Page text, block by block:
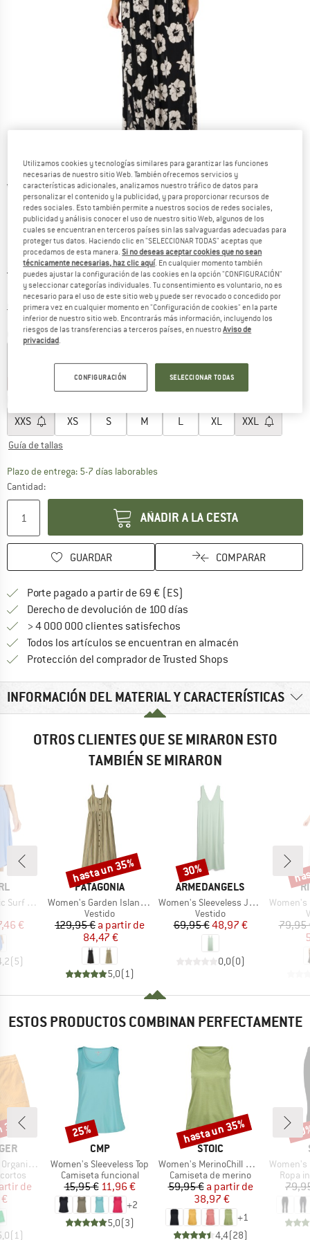
Vistas detalladas
Precio original :
79,95€
Precio:
51,97€ incl. IVA
más Gastos de envíoInformación sobre los gastos de envío. Se abre en
Color:Black / Off White
XXS XS S M L XL XXL
Guía de tallas
Plazo de entrega: 5-7 días laborablesEl enlace se abre en una ventana
Cantidad:
AÑADIR A LA CESTA
GUARDAR COMPARAR
Porte pagado a partir de 69 € (ES)
Derecho de devolución de 100 días
> 4 000 000 clientes satisfechos
Todos los artículos se encuentran en almacén
Protección del comprador de Trusted Shops
INFORMACIÓN DEL MATERIAL Y CARACTERÍSTICAS
OTROS CLIENTES QUE SE MIRARON ESTO
TAMBIÉN SE MIRARON
Skirt
reducido
€
( 5)
MARCA
PATAGONIA
Artículo
Women's Garden Island Dress
Product group
Vestido
Precio
129,95 € Precio reducido
a partir de
84,47 €
5,0( 1)
Descuento
hasta un 35%
MARCA
ARMEDANGELS
Artículo
Women's Sleeveless Jersey Midi Dress
Product group
Vestido
Precio
69,95 €Precio reducido
48,97 €
0,0(0)
Descuento
30%
Artículo
Women's
79,95
ESTOS PRODUCTOS COMBINAN PERFECTAMENTE
Short 2.0
reducido
de
(1 )
MARCA
CMP
Artículo
Women's Sleeveless Top
Product group
Camiseta funcional
Precio
15,95 €Precio reducido
11,96 €
+2
5,0(3)
Descuento
25%
MARCA
STOIC
Artículo
Women's MerinoChill MMXX. Göteborg Tank
Product group
Camiseta de merino
Precio
59,95 € Precio reducido
a partir de
38,97 €
+1
4,4(28)
Descuento
hasta un 35%
Artículo
Women's
Ropa
Utilizamos cookies y tecnologías similares para garantizar las funciones
necesarias de nuestro sitio Web. También ofrecemos servicios y
características adicionales, analizamos nuestro tráfico de datos para
personalizar el contenido y la publicidad, y para proporcionar recursos de
redes sociales. Esto también permite a nuestros socios de redes sociales,
publicidad y análisis conocer el uso de nuestro sitio Web, algunos de los
cuales se encuentran en terceros países sin las salvaguardas adecuadas para
proteger tus datos. Haciendo clic en "SELECCIONAR TODAS" aceptas que
procedamos de esta manera.Si no deseas aceptar cookies que no sean
técnicamente necesarias, haz clic aquí. En cualquier momento también
puedes ajustar la configuración de las cookies en la opción "CONFIGURACIÓN"
y seleccionar categorías individuales. Tu consentimiento es voluntario, no es
necesario para el uso de este sitio web y puede ser revocado o concedido por
primera vez en cualquier momento en "Configuración de cookies" en la parte
inferior de nuestro sitio web. Encontrarás más información, incluyendo los
riesgos de las transferencias a terceros países, en nuestroAviso de
privacidad.
CONFIGURACIÓN SELECCIONAR TODAS